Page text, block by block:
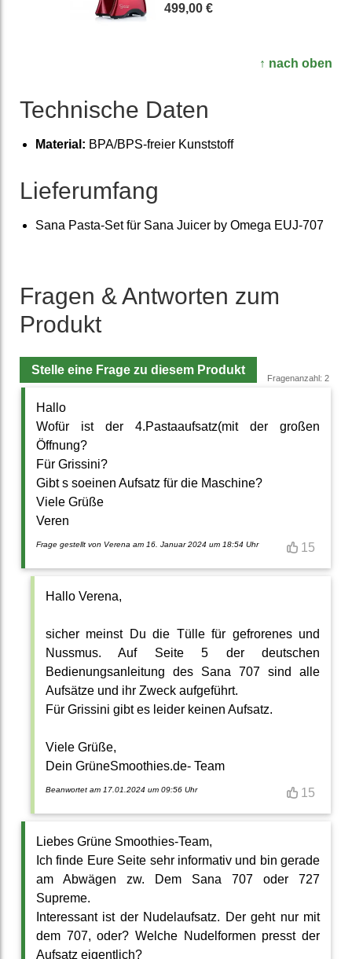
499,00 €
↑ nach oben
Technische Daten
Material: BPA/BPS-freier Kunst­stoff
Lieferumfang
Sana Pasta-Set für Sana Juicer by Omega EUJ-707
Fragen & Antworten zum
Produkt
Stelle eine Frage zu diesem Produkt
Fragenanzahl: 2
Hallo
Wofür ist der 4.Pastaaufsatz(mit der großen
Öffnung?
Für Grissini?
Gibt s soeinen Aufsatz für die Maschine?
Viele Grüße
Veren
Frage gestellt von Verena am 16. Januar 2024 um 18:54 Uhr 15
Hallo Verena,
sicher meinst Du die Tülle für gefrorenes und
Nussmus. Auf Seite 5 der deutschen
Bedienungsanleitung des Sana 707 sind alle
Aufsätze und ihr Zweck aufgeführt.
Für Grissini gibt es leider keinen Aufsatz.
Viele Grüße,
Dein GrüneSmoothies.de- Team
Beanwortet am 17.01.2024 um 09:56 Uhr 15
Liebes Grüne Smoothies-Team,
Ich finde Eure Seite sehr informativ und bin gerade
am Abwägen zw. Dem Sana 707 oder 727
Supreme.
Interessant ist der Nudelaufsatz. Der geht nur mit
dem 707, oder? Welche Nudelformen presst der
Aufsatz eigentlich?